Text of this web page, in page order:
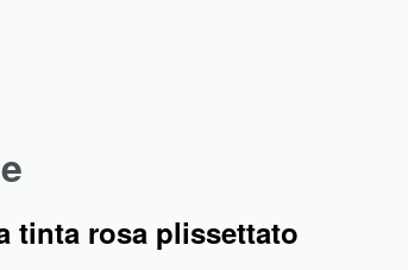
tinta rosa plissettato